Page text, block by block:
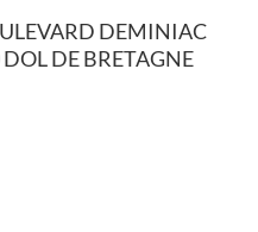
DEMINIAC
DE BRETAGNE